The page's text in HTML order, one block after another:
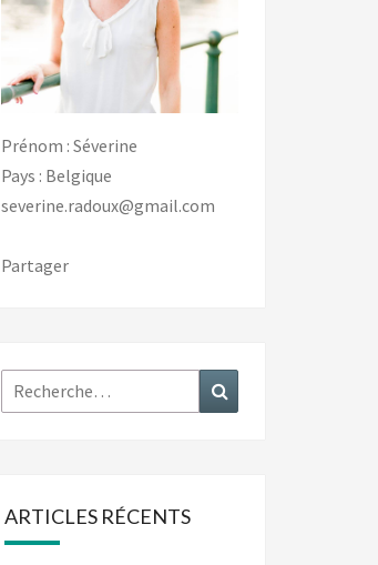
Prénom : Séverine
Pays : Belgique
severine.radoux@gmail.com
Partager
Rechercher :
ARTICLES RÉCENTS